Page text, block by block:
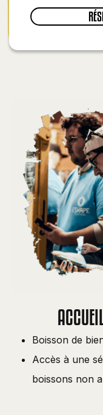
Boisson de
Accès à une
boissons non